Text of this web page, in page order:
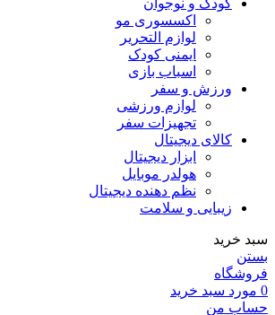
اکسسوری مو
لوازم التحریر
ایمنی کودک
اسباب بازی
ورزش و سفر
لوازم ورزشی
تجهیزات سفر
کالای دیجیتال
ابزار دیجیتال
هولدر موبایل
نظم دهنده دیجیتال
زیبایی و سلامت
سبد خرید
بستن
فروشگاه
0 مورد سبد خرید
حساب من